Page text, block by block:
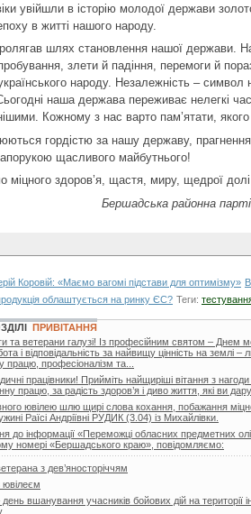
увійшли в історію молодої держави
в житті нашого народу.
шлях становлення нашої держави. На
злети й падіння, перемоги й
народу. Незалежність –
наша держава переживає нелегкі
Кожному з нас варто пам’ятати,
гордістю за нашу державу,
щасливого майбутнього!
міцного здоров’я, щастя, миру, щедрої
Бершадська районна
Коровій: «Маємо вагомі підстави для оптимізму»
облаштується на ринку ЄС? Теги:
ПРИВІТАННЯ
та ветерани галузі! Із професійним святом –
і відповідальність за найвищу цінність на землі
працю, професіоналізм та...
працівники! Прийміть найщиріші вітання з
працю, за радість здоров’я і диво життя, які ви
ювілею шлю щирі слова кохання, побажання
Раїсі Андріївні РУДИК (3.04) із Михайлівки.
до інформації «Переможці обласних предметних
номері «Бершадського краю», повідомляємо:
з дев’яносторіччям
ювілеєм
вшанування учасників бойових дій на території